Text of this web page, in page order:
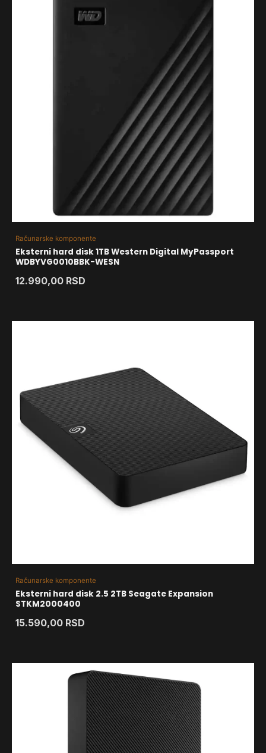
Računarske komponente
Eksterni hard disk 1TB Western Digital MyPassport
WDBYVG0010BBK-WESN
12.990,00 RSD
Računarske komponente
Eksterni hard disk 2.5 2TB Seagate Expansion
STKM2000400
15.590,00 RSD